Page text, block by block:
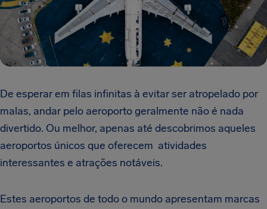
De esperar em filas infinitas à evitar ser atropelado por
malas, andar pelo aeroporto geralmente não é nada
divertido. Ou melhor, apenas até descobrimos aqueles
aeroportos únicos que oferecem atividades
interessantes e atrações notáveis.
Estes aeroportos de todo o mundo apresentam marcas